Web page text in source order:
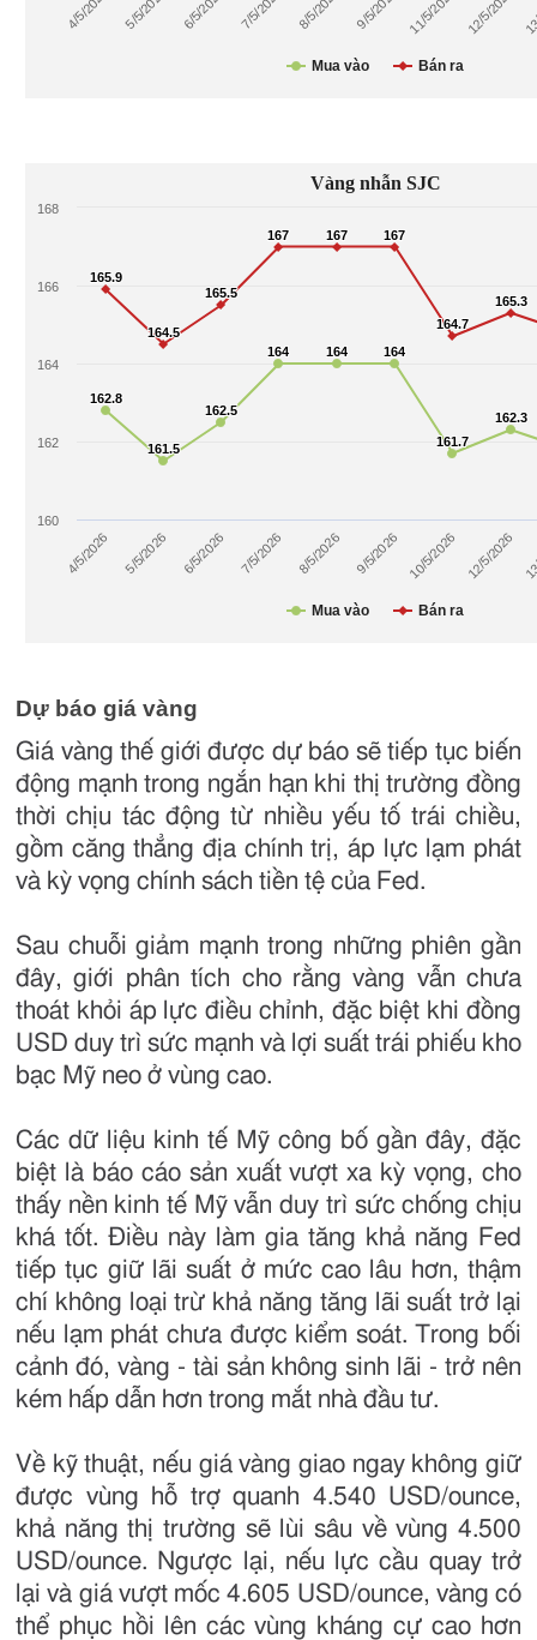
Dự báo giá vàng
Giá vàng thế giới được dự báo sẽ tiếp tục biến
động mạnh trong ngắn hạn khi thị trường đồng
thời chịu tác động từ nhiều yếu tố trái chiều,
gồm căng thẳng địa chính trị, áp lực lạm phát
và kỳ vọng chính sách tiền tệ của Fed.
Sau chuỗi giảm mạnh trong những phiên gần
đây, giới phân tích cho rằng vàng vẫn chưa
thoát khỏi áp lực điều chỉnh, đặc biệt khi đồng
USD duy trì sức mạnh và lợi suất trái phiếu kho
bạc Mỹ neo ở vùng cao.
Các dữ liệu kinh tế Mỹ công bố gần đây, đặc
biệt là báo cáo sản xuất vượt xa kỳ vọng, cho
thấy nền kinh tế Mỹ vẫn duy trì sức chống chịu
khá tốt. Điều này làm gia tăng khả năng Fed
tiếp tục giữ lãi suất ở mức cao lâu hơn, thậm
chí không loại trừ khả năng tăng lãi suất trở lại
nếu lạm phát chưa được kiểm soát. Trong bối
cảnh đó, vàng - tài sản không sinh lãi - trở nên
kém hấp dẫn hơn trong mắt nhà đầu tư.
Về kỹ thuật, nếu giá vàng giao ngay không giữ
được vùng hỗ trợ quanh 4.540 USD/ounce,
khả năng thị trường sẽ lùi sâu về vùng 4.500
USD/ounce. Ngược lại, nếu lực cầu quay trở
lại và giá vượt mốc 4.605 USD/ounce, vàng có
thể phục hồi lên các vùng kháng cự cao hơn